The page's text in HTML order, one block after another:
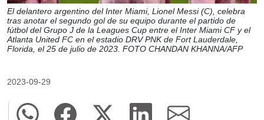
El delantero argentino del Inter Miami, Lionel Messi (C), celebra
tras anotar el segundo gol de su equipo durante el partido de
fútbol del Grupo J de la Leagues Cup entre el Inter Miami CF y el
Atlanta United FC en el estadio DRV PNK de Fort Lauderdale,
Florida, el 25 de julio de 2023. FOTO CHANDAN KHANNA/AFP
2023-09-29